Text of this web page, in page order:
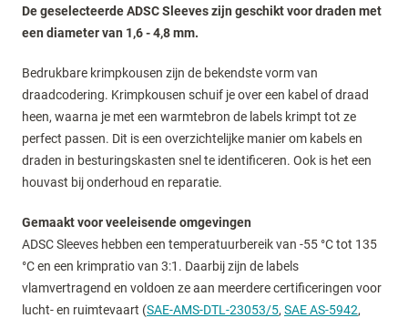
De geselecteerde ADSC Sleeves zijn geschikt voor draden met
een diameter van 1,6 - 4,8 mm.
Bedrukbare krimpkousen zijn de bekendste vorm van
draadcodering. Krimpkousen schuif je over een kabel of draad
heen, waarna je met een warmtebron de labels krimpt tot ze
perfect passen. Dit is een overzichtelijke manier om kabels en
draden in besturingskasten snel te identificeren. Ook is het een
houvast bij onderhoud en reparatie.
Gemaakt voor veeleisende omgevingen
ADSC Sleeves hebben een temperatuurbereik van -55 °C tot 135
°C en een krimpratio van 3:1. Daarbij zijn de labels
vlamvertragend en voldoen ze aan meerdere certificeringen voor
lucht- en ruimtevaart (SAE-AMS-DTL-23053/5, SAE AS-5942,